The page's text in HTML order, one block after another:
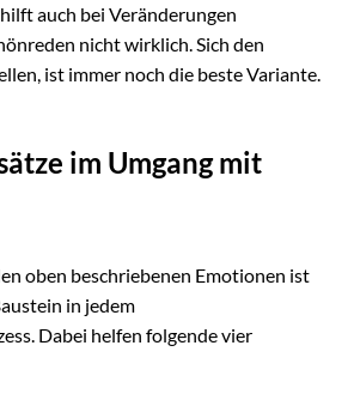
auch bei Veränderungen
nicht wirklich. Sich den
ist immer noch die beste Variante.
im Umgang mit
oben beschriebenen Emotionen ist
in jedem
Dabei helfen folgende vier